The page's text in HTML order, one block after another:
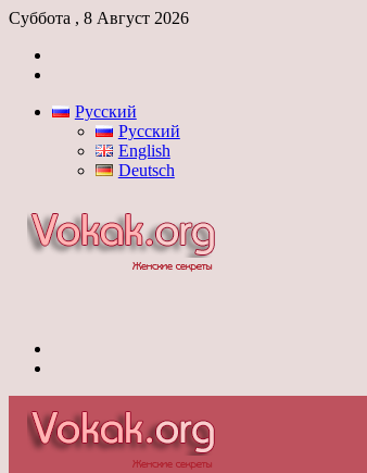
Суббота , 8 Август 2026
Русский
Русский
English
Deutsch